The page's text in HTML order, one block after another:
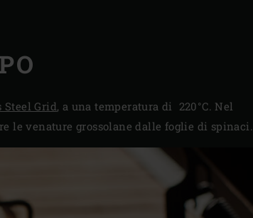
Steel Grid, a una temperatura di 220°C. Nel
le venature grossolane dalle foglie di spinaci.